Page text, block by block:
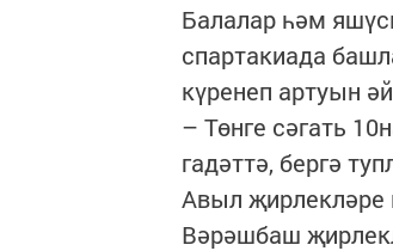
Балалар һәм
спартакиада
күренеп артуын
– Төнге сәгать
гадәттә, бергә
Авыл
Вәрәшбаш